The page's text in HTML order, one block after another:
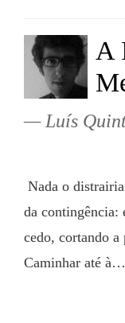
A
Luís
da contingência:
cedo, cortando a
Caminhar até à…